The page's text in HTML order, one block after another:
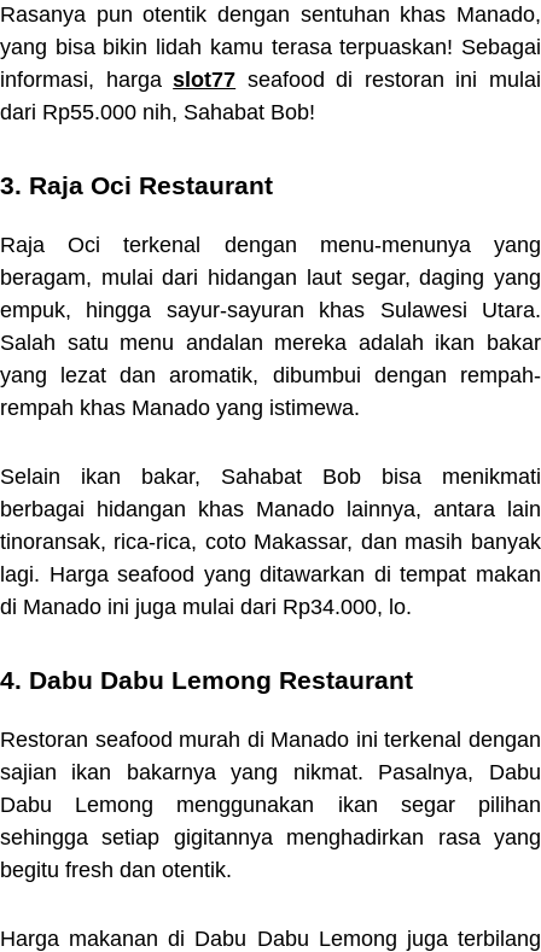
Rasanya pun otentik dengan sentuhan khas Manado,
yang bisa bikin lidah kamu terasa terpuaskan! Sebagai
informasi, hargaslot77 seafood di restoran ini mulai
dari Rp55.000 nih, Sahabat Bob!
3. Raja Oci Restaurant
Raja Oci terkenal dengan menu-menunya yang
beragam, mulai dari hidangan laut segar, daging yang
empuk, hingga sayur-sayuran khas Sulawesi Utara.
Salah satu menu andalan mereka adalah ikan bakar
yang lezat dan aromatik, dibumbui dengan rempah-
rempah khas Manado yang istimewa.
Selain ikan bakar, Sahabat Bob bisa menikmati
berbagai hidangan khas Manado lainnya, antara lain
tinoransak, rica-rica, coto Makassar, dan masih banyak
lagi. Harga seafood yang ditawarkan di tempat makan
di Manado ini juga mulai dari Rp34.000, lo.
4. Dabu Dabu Lemong Restaurant
Restoran seafood murah di Manado ini terkenal dengan
sajian ikan bakarnya yang nikmat. Pasalnya, Dabu
Dabu Lemong menggunakan ikan segar pilihan
sehingga setiap gigitannya menghadirkan rasa yang
begitu fresh dan otentik.
Harga makanan di Dabu Dabu Lemong juga terbilang